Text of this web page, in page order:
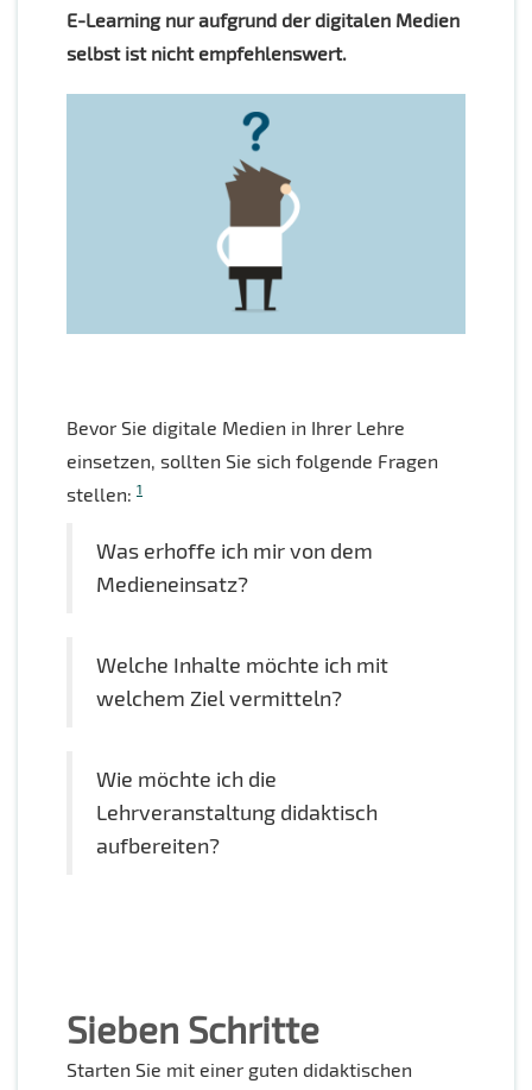
E-Learning nur aufgrund der digitalen Medien
selbst ist nicht empfehlenswert.
Bevor Sie digitale Medien in Ihrer Lehre
einsetzen, sollten Sie sich folgende Fragen
stellen: 1
Was erhoffe ich mir von dem
Medieneinsatz?
Welche Inhalte möchte ich mit
welchem Ziel vermitteln?
Wie möchte ich die
Lehrveranstaltung didaktisch
aufbereiten?
Sieben Schritte
Starten Sie mit einer guten didaktischen